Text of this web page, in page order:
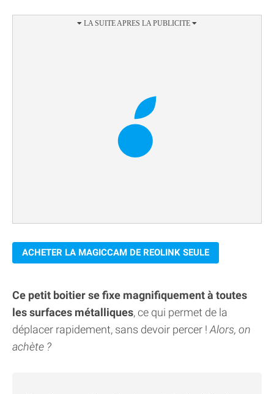
ACHETER LA MAGICCAM DE REOLINK SEULE
Ce petit boitier se fixe magnifiquement à toutes
les surfaces métalliques, ce qui permet de la
déplacer rapidement, sans devoir percer !Alors, on
achète ?